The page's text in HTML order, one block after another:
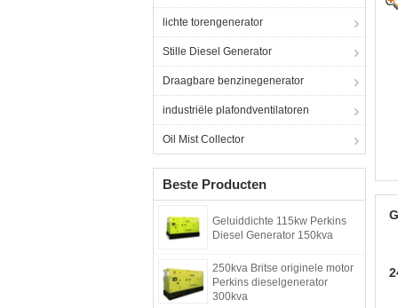
lichte torengenerator
Stille Diesel Generator
Draagbare benzinegenerator
industriële plafondventilatoren
Oil Mist Collector
Beste Producten
Geluiddichte 115kw Perkins
Diesel Generator 150kva
250kva Britse originele motor
Perkins dieselgenerator
300kva